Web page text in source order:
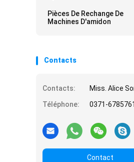
Pièces De Rechange De
Machines D'amidon
Contacts
Contacts:
Miss. Alice
Téléphone:
0371-
Contact